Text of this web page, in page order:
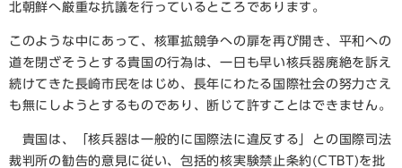
北朝鮮へ厳重な抗議を行っているところであります。
このような中にあって、核軍拡競争への扉を再び開き、平和への
道を閉ざそうとする貴国の行為は、一日も早い核兵器廃絶を訴え
続けてきた長崎市民をはじめ、長年にわたる国際社会の努力さえ
も無にしようとするものであり、断じて許すことはできません。
貴国は、「核兵器は一般的に国際法に違反する」との国際司法
裁判所の勧告的意見に従い、包括的核実験禁止条約(CTBT)を批